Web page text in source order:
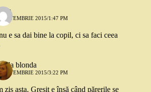
2015/1:47 PM
e sa dai bine la copil, ci sa faci ceea
blonda
2015/3:22 PM
zis asta. Greșit e însă când părerile se